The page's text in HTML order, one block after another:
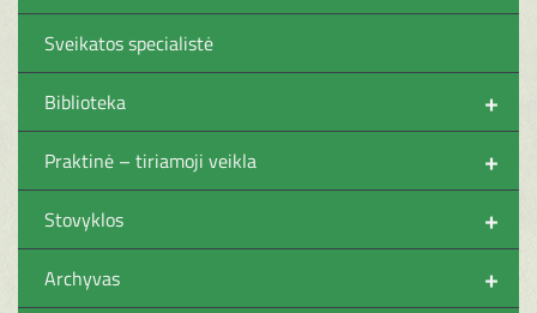
Sveikatos specialistė
+
Biblioteka
+
Praktinė – tiriamoji veikla
+
Stovyklos
+
Archyvas